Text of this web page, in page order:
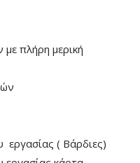
πλήρη μερική
( Βάρδιες)